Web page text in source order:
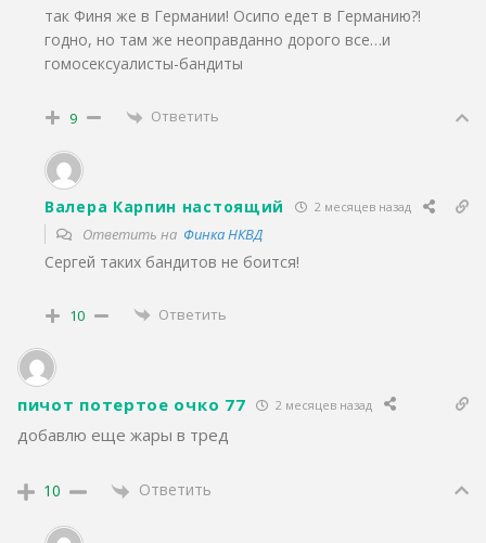
так Финя же в Германии! Осипо едет в Германию?!
годно, но там же неоправданно дорого все…и
гомосексуалисты-бандиты
9 Ответить
Валера Карпин настоящий 2 месяцев назад
Ответить на Финка НКВД
Сергей таких бандитов не боится!
10 Ответить
пичот потертое очко 77 2 месяцев назад
добавлю еще жары в тред
10 Ответить